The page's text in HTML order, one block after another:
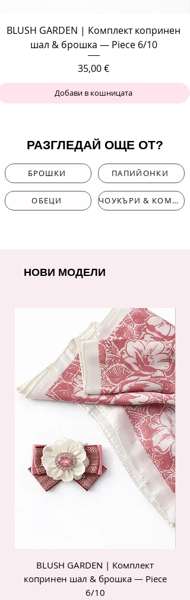
BLUSH GARDEN | Комплект копринен
шал & брошка — Piece 6/10
Цена
35,00 €
Добави в кошницата
РАЗГЛЕДАЙ ОЩЕ ОТ?
БРОШКИ ПАПИЙОНКИ
ОБЕЦИ ЧОУКЪРИ & КОМПЛЕКТИ
НОВИ МОДЕЛИ
BLUSH GARDEN | Комплект
копринен шал & брошка — Piece
6/10